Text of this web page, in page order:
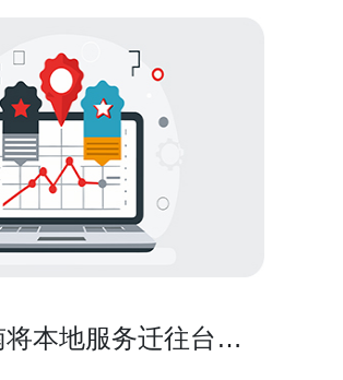
本地服务迁往台湾